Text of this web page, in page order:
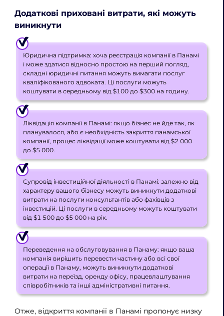
Додаткові приховані витрати, які можуть
виникнути
Юридична підтримка: хоча реєстрація компанії в Панамі
і може здатися відносно простою на перший погляд,
складні юридичні питання можуть вимагати послуг
кваліфікованого адвоката. Ці послуги можуть
коштувати в середньому від $100 до $300 на годину.
Ліквідація компанії в Панамі: якщо бізнес не йде так, як
планувалося, або є необхідність закриття панамської
компанії, процес ліквідації може коштувати від $2 000
до $5 000.
Супровід інвестиційної діяльності в Панамі: залежно від
характеру вашого бізнесу можуть виникнути додаткові
витрати на послуги консультантів або фахівців з
інвестицій. Ці послуги в середньому можуть коштувати
від $1 500 до $5 000 на рік.
Переведення на обслуговування в Панаму: якщо ваша
компанія вирішить перевести частину або всі свої
операції в Панаму, можуть виникнути додаткові
витрати на переїзд, оренду офісу, працевлаштування
співробітників та інші адміністративні питання.
Отже, відкриття компанії в Панамі пропонує низку